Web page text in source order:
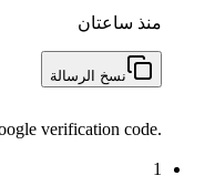
منذ ساعتان
نسخ الرسالة
verification code.
1